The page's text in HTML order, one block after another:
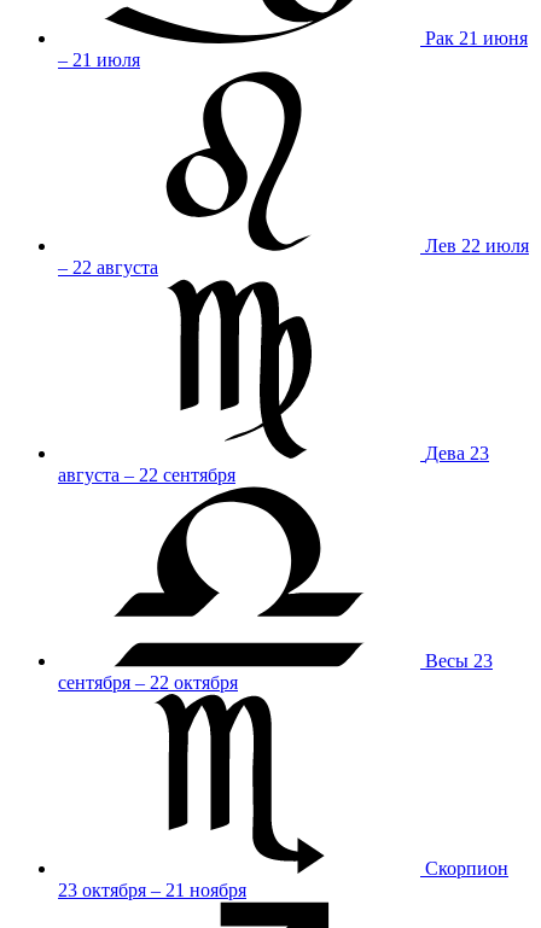
Рак 21 июня
– 21 июля
Лев 22 июля
– 22 августа
Дева 23
августа – 22 сентября
Весы 23
сентября – 22 октября
Скорпион
23 октября – 21 ноября